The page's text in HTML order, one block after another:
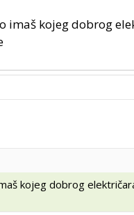
imaš kojeg dobrog
kojeg dobrog